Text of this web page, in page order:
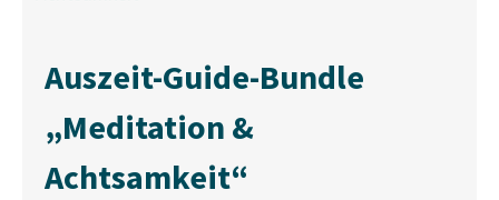
Auszeit-Guide-Bundle
„Meditation &
Achtsamkeit“